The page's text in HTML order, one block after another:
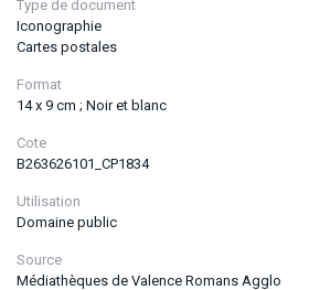
Type de document
Iconographie
Cartes postales
Format
14 x 9 cm ; Noir et blanc
Cote
B263626101_CP1834
Utilisation
Domaine public
Source
Médiathèques de Valence Romans Agglo